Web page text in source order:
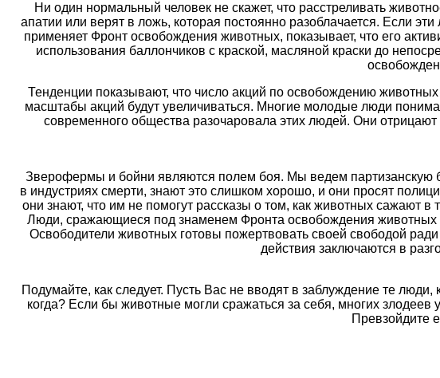
Ни один нормальный человек не скажет, что расстреливать
апатии или верят в ложь, которая постоянно разоблачается. Если
применяет Фронт освобождения животных, показывает, что его
использования баллончиков с краской, масляной краски до
Тенденции показывают, что число акций по освобождению
масштабы акций будут увеличиваться. Многие молодые люди
современного общества разочаровала этих людей. Они
Зверофермы и бойни являются полем боя. Мы ведем партизанскую
в индустриях смерти, знают это слишком хорошо, и они просят
они знают, что им не помогут рассказы о том, как животных сажают
Люди, сражающиеся под знаменем Фронта освобождения животных
Освободители животных готовы пожертвовать своей свободой
действия заключаются в
Подумайте, как следует. Пусть Вас не вводят в заблуждение те
когда? Если бы животные могли сражаться за себя, многих
Превзойдите